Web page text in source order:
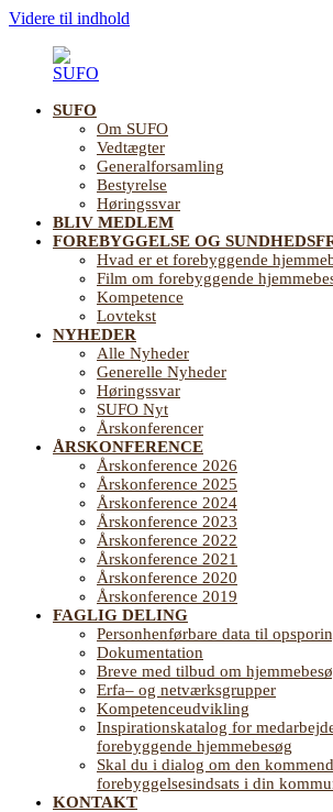
Videre til indhold
Landsforening
Sundhedsfremme
Forebyggelse
ældreområdet
SUFO
Om SUFO
Vedtægter
Generalforsamling
Bestyrelse
Høringssvar
BLIV MEDLEM
FOREBYGGELSE OG
Hvad er et forebyggende
Film om forebyggende
Kompetence
Lovtekst
NYHEDER
Alle Nyheder
Generelle Nyheder
Høringssvar
SUFO Nyt
Årskonferencer
ÅRSKONFERENCE
Årskonference 2026
Årskonference 2025
Årskonference 2024
Årskonference 2023
Årskonference 2022
Årskonference 2021
Årskonference 2020
Årskonference 2019
FAGLIG DELING
Personhenførbare data til
Dokumentation
Breve med tilbud om
Erfa– og netværksgrupper
Kompetenceudvikling
Inspirationskatalog for
forebyggende hjemmebesøg
Skal du i dialog om den
forebyggelsesindsats i din
KONTAKT